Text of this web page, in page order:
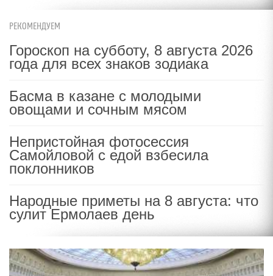
РЕКОМЕНДУЕМ
Гороскоп на субботу, 8 августа 2026
года для всех знаков зодиака
Басма в казане с молодыми
овощами и сочным мясом
Непристойная фотосессия
Самойловой с едой взбесила
поклонников
Народные приметы на 8 августа: что
сулит Ермолаев день